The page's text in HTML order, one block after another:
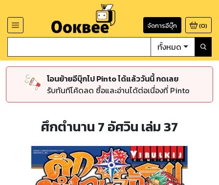
จัดการอีบุ๊ก (0)
ทั้งหมด
โอนย้ายอีบุ๊กไป Pinto ได้แล้ววันนี้ กดเลย
รับทันทีโค้ดลด ซื้อและอ่านได้ต่อเนื่องที่ Pinto
ศึกตำนาน 7 อัศวิน เล่ม 37